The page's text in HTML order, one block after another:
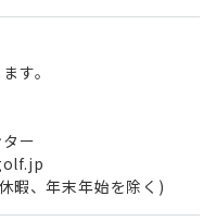
す。
ー
暇、年末年始を除く)